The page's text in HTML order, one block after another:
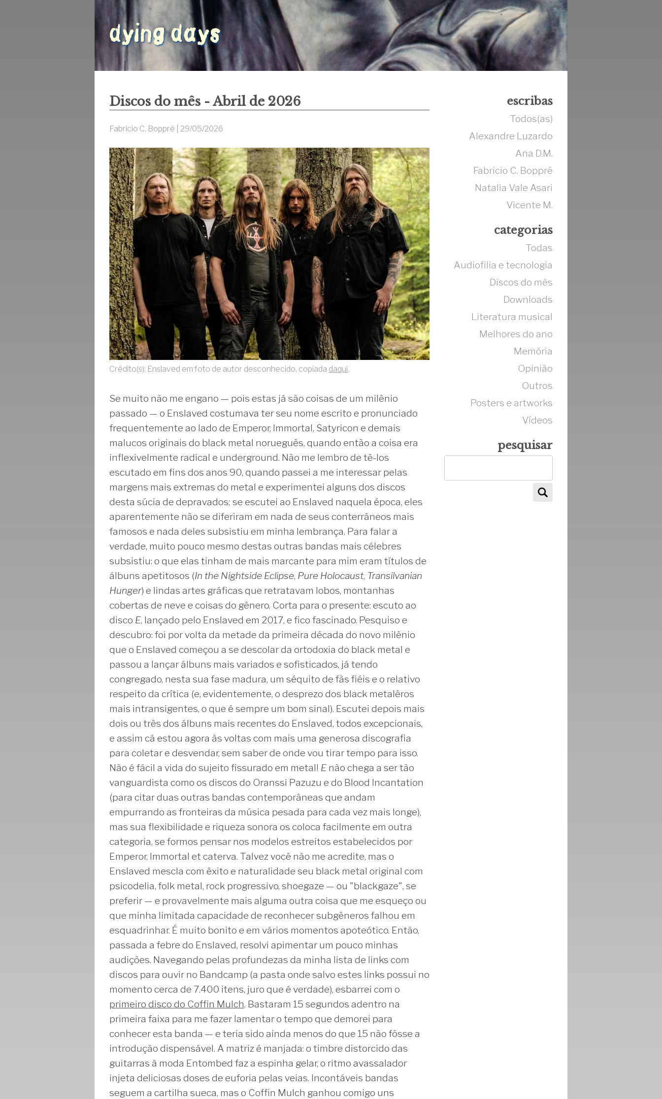
Discos do mês - Abril de 2026
Fabricio C. Boppré | 29/05/2026
Crédito(s): Enslaved em foto de autor desconhecido, copiada daqui.
Se muito não me engano — pois estas já são coisas de um milênio
passado — o Enslaved costumava ter seu nome escrito e pronunciado
frequentemente ao lado de Emperor, Immortal, Satyricon e demais
malucos originais do black metal norueguês, quando então a coisa era
inflexivelmente radical e underground. Não me lembro de tê-los
escutado em fins dos anos 90, quando passei a me interessar pelas
margens mais extremas do metal e experimentei alguns dos discos
desta súcia de depravados; se escutei ao Enslaved naquela época, eles
aparentemente não se diferiram em nada de seus conterrâneos mais
famosos e nada deles subsistiu em minha lembrança. Para falar a
verdade, muito pouco mesmo destas outras bandas mais célebres
subsistiu: o que elas tinham de mais marcante para mim eram títulos de
álbuns apetitosos (In the Nightside Eclipse, Pure Holocaust, Transilvanian
Hunger) e lindas artes gráficas que retratavam lobos, montanhas
cobertas de neve e coisas do gênero. Corta para o presente: escuto ao
disco E, lançado pelo Enslaved em 2017, e fico fascinado. Pesquiso e
descubro: foi por volta da metade da primeira década do novo milênio
que o Enslaved começou a se descolar da ortodoxia do black metal e
passou a lançar álbuns mais variados e sofisticados, já tendo
congregado, nesta sua fase madura, um séquito de fãs fiéis e o relativo
respeito da crítica (e, evidentemente, o desprezo dos black metalêros
mais intransigentes, o que é sempre um bom sinal). Escutei depois mais
dois ou três dos álbuns mais recentes do Enslaved, todos excepcionais,
e assim cá estou agora às voltas com mais uma generosa discografia
para coletar e desvendar, sem saber de onde vou tirar tempo para isso.
Não é fácil a vida do sujeito fissurado em metal! E não chega a ser tão
vanguardista como os discos do Oranssi Pazuzu e do Blood Incantation
(para citar duas outras bandas contemporâneas que andam
empurrando as fronteiras da música pesada para cada vez mais longe),
mas sua flexibilidade e riqueza sonora os coloca facilmente em outra
categoria, se formos pensar nos modelos estreitos estabelecidos por
Emperor, Immortal et caterva. Talvez você não me acredite, mas o
Enslaved mescla com êxito e naturalidade seu black metal original com
psicodelia, folk metal, rock progressivo, shoegaze — ou "blackgaze", se
preferir — e provavelmente mais alguma outra coisa que me esqueço ou
que minha limitada capacidade de reconhecer subgêneros falhou em
esquadrinhar. É muito bonito e em vários momentos apoteótico. Então,
passada a febre do Enslaved, resolvi apimentar um pouco minhas
audições. Navegando pelas profundezas da minha lista de links com
discos para ouvir no Bandcamp (a pasta onde salvo estes links possui no
momento cerca de 7.400 itens, juro que é verdade), esbarrei com o
primeiro disco do Coffin Mulch. Bastaram 15 segundos adentro na
primeira faixa para me fazer lamentar o tempo que demorei para
conhecer esta banda — e teria sido ainda menos do que 15 não fôsse a
introdução dispensável. A matriz é manjada: o timbre distorcido das
guitarras à moda Entombed faz a espinha gelar, o ritmo avassalador
injeta deliciosas doses de euforia pelas veias. Incontáveis bandas
seguem a cartilha sueca, mas o Coffin Mulch ganhou comigo uns
escribas
Todos(as)
Alexandre Luzardo
Ana D.M.
Fabricio C. Boppré
Natalia Vale Asari
Vicente M.
categorias
Todas
Audiofilia e tecnologia
Discos do mês
Downloads
Literatura musical
Melhores do ano
Memória
Opinião
Outros
Posters e artworks
Vídeos
pesquisar